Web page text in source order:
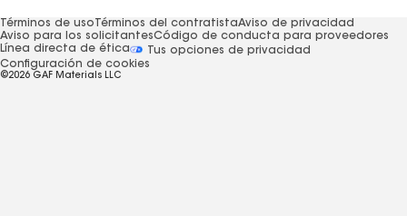
Términos de usoTérminos del contratistaAviso de privacidad
Aviso para los solicitantesCódigo de conducta para proveedores
Línea directa de ética
Tus opciones de privacidad
Configuración de cookies
©2026 GAF Materials LLC